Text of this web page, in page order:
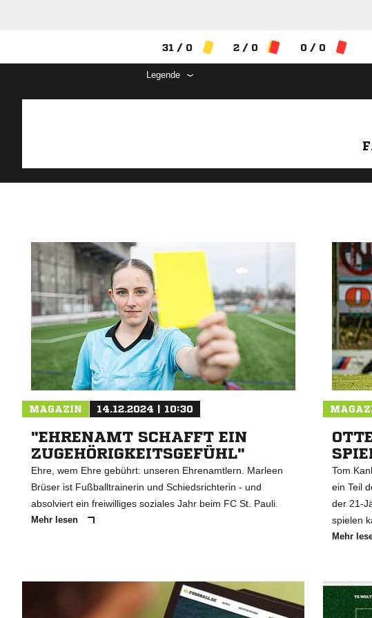
31 / 0 2 / 0 0 / 0
Legende
MAGAZIN 14.12.2024 | 10:30
"EHRENAMT SCHAFFT EIN
ZUGEHÖRIGKEITSGEFÜHL"
Ehre, wem Ehre gebührt: unseren Ehrenamtlern. Marleen
Brüser ist Fußballtrainerin und Schiedsrichterin - und
absolviert ein freiwilliges soziales Jahr beim FC St. Pauli.
Mehr lesen
Tom
ein Teil
der 21-
spielen
Mehr